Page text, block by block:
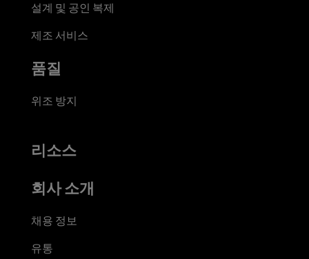
설계 및 공인 복제
제조 서비스
품질
위조 방지
리소스
회사 소개
채용 정보
유통